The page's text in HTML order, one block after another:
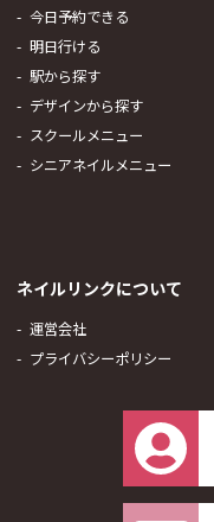
今日予約できる
明日行ける
駅から探す
デザインから探す
スクールメニュー
シニアネイルメニュー
ネイルリンクについて
運営会社
プライバシーポリシー